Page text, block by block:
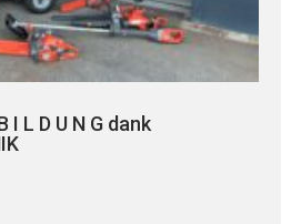
I L D U N G dank